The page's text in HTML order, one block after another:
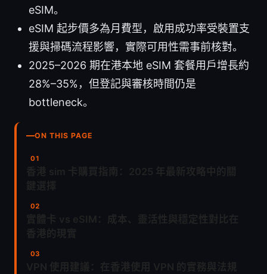
eSIM。
eSIM 起步價多為月費型，啟用成功率受裝置支
援與掃碼流程影響，實際可用性需事前核對。
2025–2026 期在港本地 eSIM 套餐用戶增長約
28%–35%，但登記與審核時間仍是
bottleneck。
ON THIS PAGE